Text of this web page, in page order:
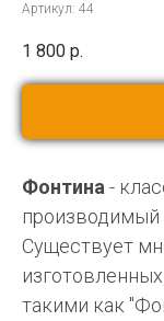
Артикул: 44
1 800 р.
Фонтина -
производимый
Существует
такими как